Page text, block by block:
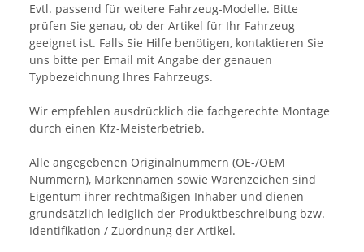
Evtl. passend für weitere Fahrzeug-Modelle. Bitte
prüfen Sie genau, ob der Artikel für Ihr Fahrzeug
geeignet ist. Falls Sie Hilfe benötigen, kontaktieren Sie
uns bitte per Email mit Angabe der genauen
Typbezeichnung Ihres Fahrzeugs.
Wir empfehlen ausdrücklich die fachgerechte Montage
durch einen Kfz-Meisterbetrieb.
Alle angegebenen Originalnummern (OE-/OEM
Nummern), Markennamen sowie Warenzeichen sind
Eigentum ihrer rechtmäßigen Inhaber und dienen
grundsätzlich lediglich der Produktbeschreibung bzw.
Identifikation / Zuordnung der Artikel.